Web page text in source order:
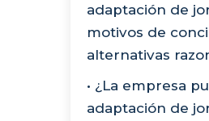
adaptación de
motivos de
alternativas
• ¿La empresa
adaptación de